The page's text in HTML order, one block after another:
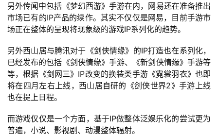
届
金
茶
7
月
3
另外传闻中包括《梦幻西游》手游在内，网易还在准备推出
市场已有的IP产品的续作。其实不仅仅是网易，目前手游市
场正在整体的呈现将现象级的游戏IP系列化的趋势。
另外西山居与腾讯对于《剑侠情缘》的IP打造也在系列化，
已经发布的包括《剑侠情缘》手游、《新剑侠情缘》手游等
等，根据《剑网三》IP改变的换装类手游《霓裳羽衣》也即
将在四月左右上线，西山居自研的《剑侠世界2》手游上线
也在提上日程。
而游戏仅仅是一个方面，基于IP做整体泛娱乐化的尝试更为
普遍，小说、影视剧、动漫整体辐射。